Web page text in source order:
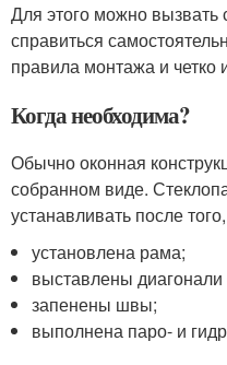
Для этого можно вызвать
справиться
правила монтажа и четко
Когда необходима?
Обычно оконная
собранном виде.
устанавливать после
установлена рама;
выставлены диагонали
запенены швы;
выполнена паро- и